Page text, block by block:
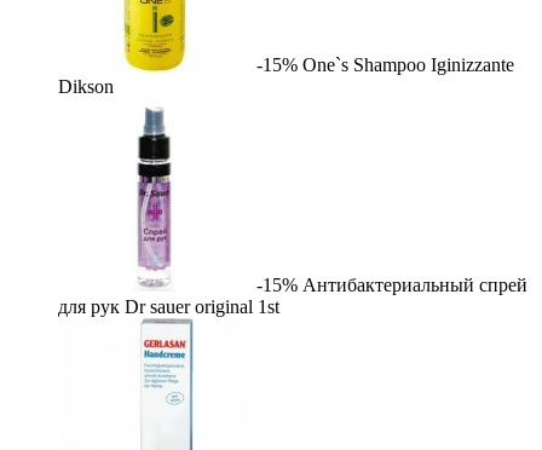
-15% One`s Shampoo Iginizzante
Dikson
-15% Антибактериальный спрей
для рук Dr sauer original 1st